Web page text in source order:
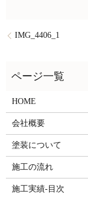
IMG_4406_1
HOME
会社概要
塗装について
施工の流れ
施工実績-目次